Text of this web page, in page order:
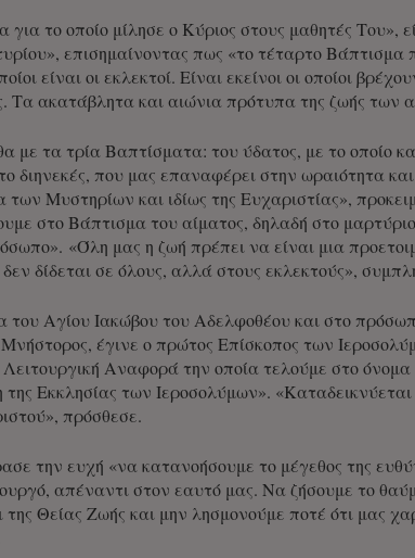
το οποίο μίλησε ο Κύριος στους μαθητές Του»,
επισημαίνοντας πως «το τέταρτο Βάπτισμα
είναι οι εκλεκτοί. Είναι εκείνοι οι οποίοι
Τα ακατάβλητα και αιώνια πρότυπα της ζωής των
με τα τρία Βαπτίσματα: του ύδατος, με το οποίο
που μας επαναφέρει στην ωραιότητα
Μυστηρίων και ιδίως της Ευχαριστίας»,
στο Βάπτισμα του αίματος, δηλαδή στο
«Όλη μας η ζωή πρέπει να είναι μια
δίδεται σε όλους, αλλά στους εκλεκτούς»,
Αγίου Ιακώβου του Αδελφοθέου και στο
έγινε ο πρώτος Επίσκοπος των
Αναφορά την οποία τελούμε στο
Εκκλησίας των Ιεροσολύμων».
πρόσθεσε.
την ευχή «να κατανοήσουμε το μέγεθος της
απέναντι στον εαυτό μας. Να ζήσουμε το
Θείας Ζωής και μην λησμονούμε ποτέ ότι μας